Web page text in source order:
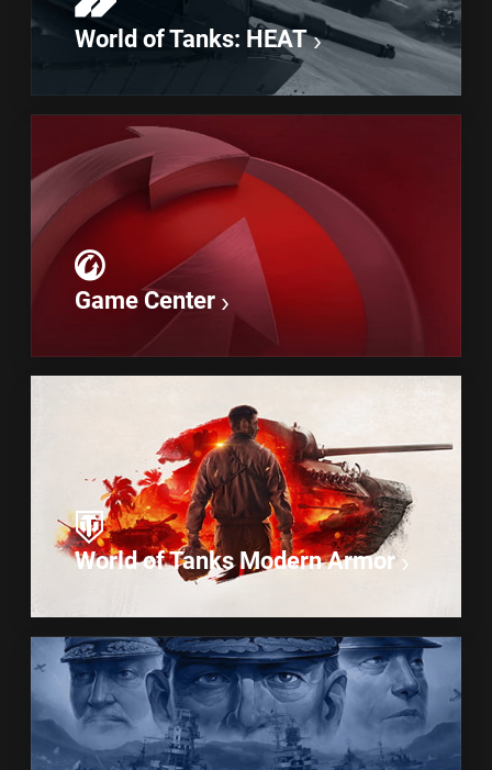
World of Tanks: HEAT
Game Center
World of Tanks Modern Armor